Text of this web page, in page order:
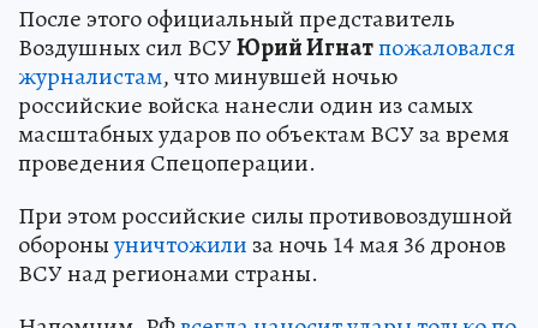
После этого официальный представитель
Воздушных сил ВСУЮрий Игнатпожаловался
журналистам, что минувшей ночью
российские войска нанесли один из самых
масштабных ударов по объектам ВСУ за время
проведения Спецоперации.
При этом российские силы противовоздушной
обороныуничтожили за ночь 14 мая 36 дронов
ВСУ над регионами страны.